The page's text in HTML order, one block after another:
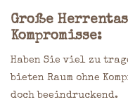
Große
Kompromisse:
Haben Sie viel zu
bieten Raum ohne
doch beeindruckend.